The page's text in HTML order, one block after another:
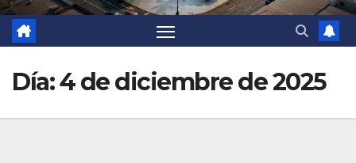
Día:4 de diciembre de 2025